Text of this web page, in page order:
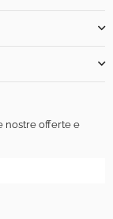
nostre offerte e